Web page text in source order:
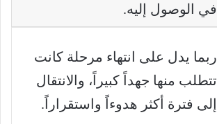
في الوصول إليه.
ربما يدل على انتهاء مرحلة كانت
تتطلب منها جهداً كبيراً، والانتقال
إلى فترة أكثر هدوءاً واستقراراً.